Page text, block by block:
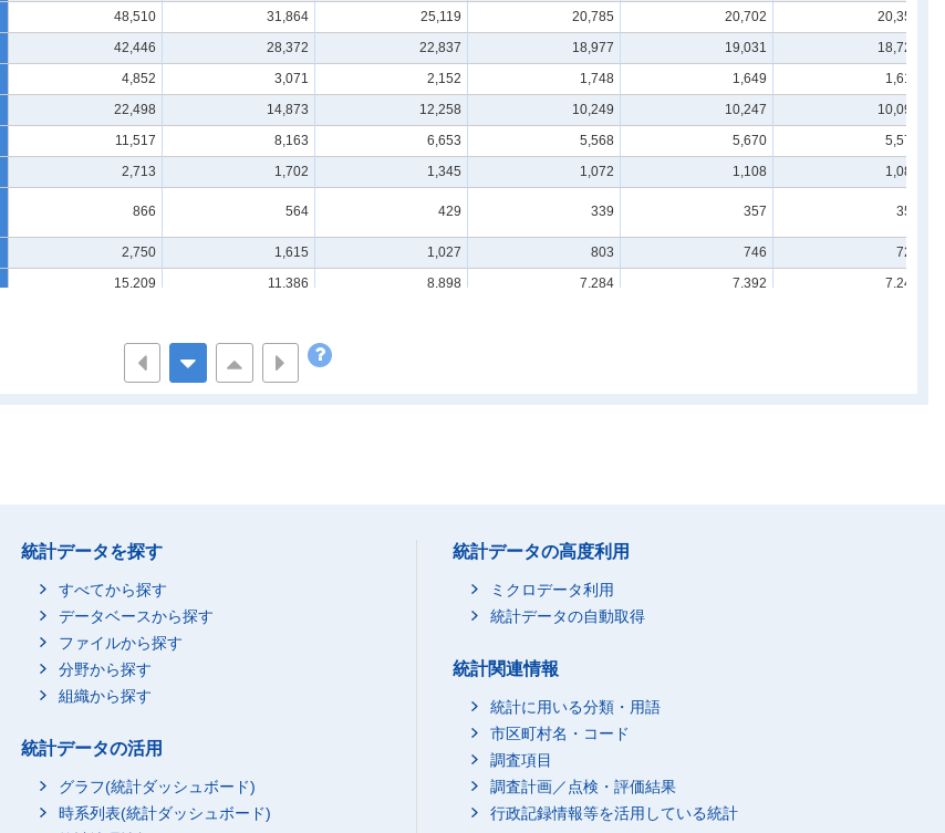
48,510 31,864 25,119 20,785 20,702
20,357
42,446 28,372 22,837 18,977 19,031
18,721
4,852 3,071 2,152 1,748 1,649
1,615
22,498 14,873 12,258 10,249 10,247
10,093
11,517 8,163 6,653 5,568 5,670
5,578
2,713 1,702 1,345 1,072 1,108
1,083
866 564 429 339 357 352
2,750 1,615 1,027 803 746
726
15,209 11,386 8,898 7,284 7,392
7,245
1,733 1,212
17,621 9,541 7,845
7,663 3,513
1,350 611
3,714
1,636 890
295 117
668 339
9,515 4,150
47,730 32,807 22,201 22,483
統計データを探す
すべてから探す
データベースから探す
ファイルから探す
分野から探す
組織から探す
統計データの活用
グラフ(統計ダッシュボード)
時系列表(統計ダッシュボード)
統計データの高度利用
ミクロデータ利用
統計データの自動取得
統計関連情報
統計に用いる分類・用語
市区町村名・コード
調査項目
調査計画／点検・評価結果
行政記録情報等を活用している統計